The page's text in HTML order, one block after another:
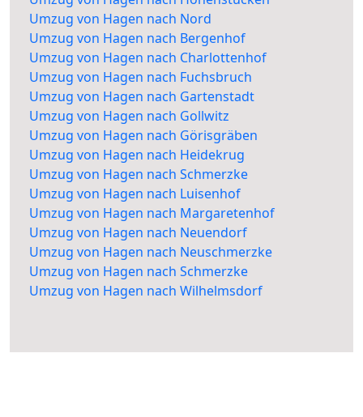
Umzug von Hagen nach Nord
Umzug von Hagen nach Bergenhof
Umzug von Hagen nach Charlottenhof
Umzug von Hagen nach Fuchsbruch
Umzug von Hagen nach Gartenstadt
Umzug von Hagen nach Gollwitz
Umzug von Hagen nach Görisgräben
Umzug von Hagen nach Heidekrug
Umzug von Hagen nach Schmerzke
Umzug von Hagen nach Luisenhof
Umzug von Hagen nach Margaretenhof
Umzug von Hagen nach Neuendorf
Umzug von Hagen nach Neuschmerzke
Umzug von Hagen nach Schmerzke
Umzug von Hagen nach Wilhelmsdorf